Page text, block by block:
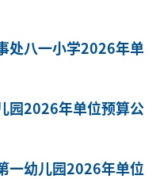
处八一小学2026年单
园2026年单位预算公
一幼儿园2026年单位